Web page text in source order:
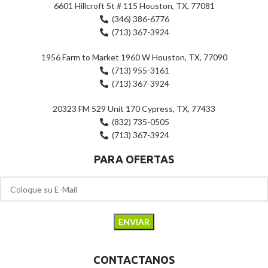
6601 Hillcroft St # 115 Houston, TX, 77081
(346) 386-6776
(713) 367-3924
1956 Farm to Market 1960 W Houston, TX, 77090
(713) 955-3161
(713) 367-3924
20323 FM 529 Unit 170 Cypress, TX, 77433
(832) 735-0505
(713) 367-3924
PARA OFERTAS
CONTACTANOS